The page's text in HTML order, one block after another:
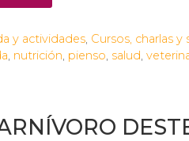
y actividades, Cursos, charlas y
, nutrición, pienso, salud,